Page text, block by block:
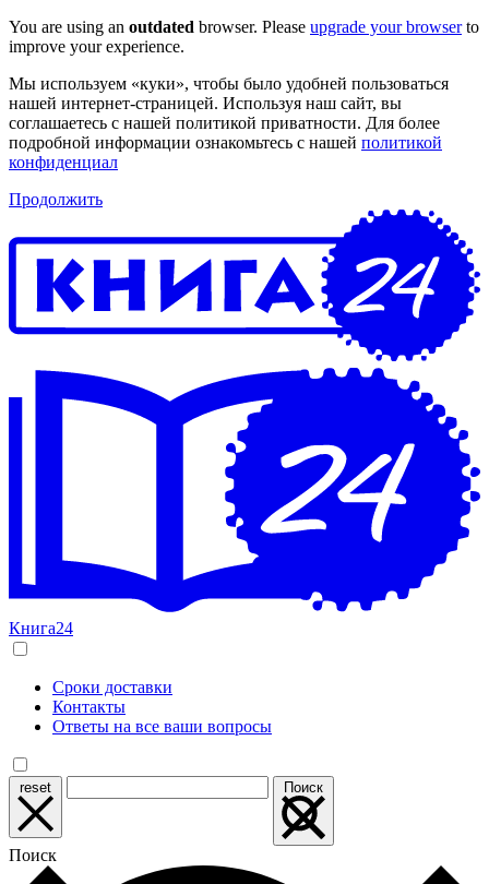
You are using an outdated browser. Please upgrade your browserto
improve your experience.
Мы используем «куки», чтобы было удобней пользоваться
нашей интернет-страницей. Используя наш сайт, вы
соглашаетесь с нашей политикой приватности. Для более
подробной информации ознакомьтесь с нашей политикой
конфиденциал
Продолжить
Книга24
Сроки доставки
Контакты
Ответы на все ваши вопросы
reset Поиск
Поиск